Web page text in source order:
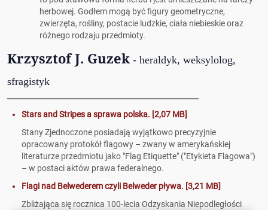
herbowej. Godłem mogą być figury geometryczne,
zwierzęta, rośliny, postacie ludzkie, ciała niebieskie oraz
różnego rodzaju przedmioty.
Krzysztof J. Guzek - heraldyk, weksylolog,
sfragistyk
Stars and Stripes a sprawa polska. [2,07 MB]
Stany Zjednoczone posiadają wyjątkowo precyzyjnie
opracowany protokół flagowy – zwany w amerykańskiej
literaturze przedmiotu jako "Flag Etiquette" ("Etykieta Flagowa")
– w postaci aktów prawa federalnego.
Flagi nad Belwederem czyli Belweder pływa. [3,21 MB]
Zbliżająca się rocznica 100-lecia Odzyskania Niepodległości